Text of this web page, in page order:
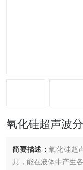
氧化硅超声波
简要描述：氧化硅超
具，能在液体中产生